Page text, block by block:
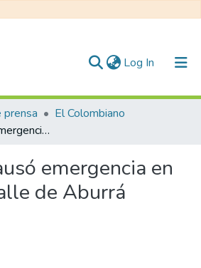
Log In (current)
El Colombiano
Vendaval causó emergencia en el sur del Valle de Aburrá
emergencia en
de Aburrá